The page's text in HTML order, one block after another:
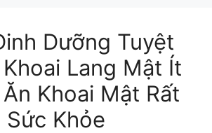
Dưỡng Tuyệt
Lang Mật Ít
Khoai Mật Rất
Khỏe